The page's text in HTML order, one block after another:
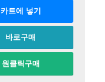
카트에 넣기
바로구매
원클릭구매